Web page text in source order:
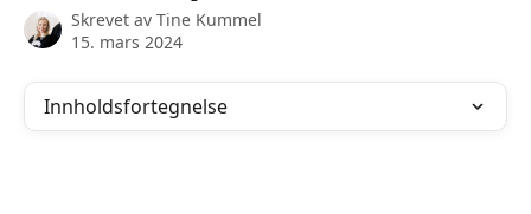
Skrevet av Tine Kummel
15. mars 2024
Innholdsfortegnelse